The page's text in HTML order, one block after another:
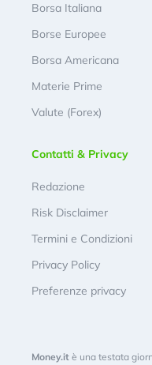
Borsa Italiana
Borse Europee
Borsa Americana
Materie Prime
Valute (Forex)
Contatti & Privacy
Redazione
Risk Disclaimer
Termini e Condizioni
Privacy Policy
Preferenze privacy
Money.it è una testata